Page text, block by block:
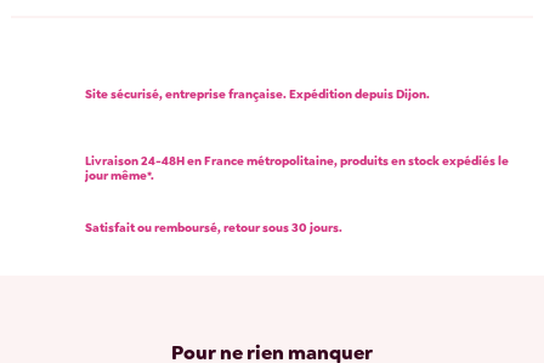
Site sécurisé, entreprise française. Expédition depuis Dijon.
Livraison 24-48H en France métropolitaine, produits en stock expédiés le
jour même*.
Satisfait ou remboursé, retour sous 30 jours.
Pour ne rien manquer